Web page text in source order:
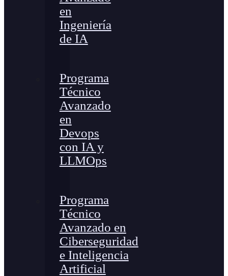
en
Ingeniería
de IA
Programa
Técnico
Avanzado
en
Devops
con IA y
LLMOps
Programa
Técnico
Avanzado en
Ciberseguridad
e Inteligencia
Artificial